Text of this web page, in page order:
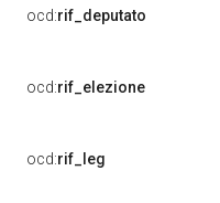
ocd:rif_deputato
ocd:rif_elezione
ocd:rif_leg